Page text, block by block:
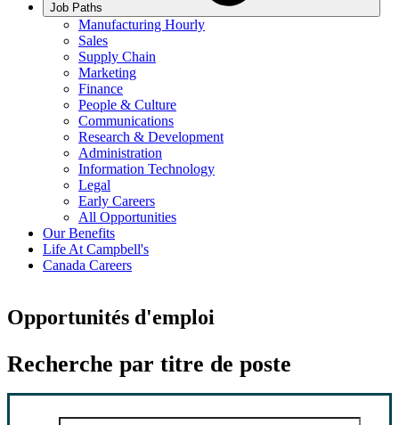
Job Paths
Manufacturing Hourly
Sales
Supply Chain
Marketing
Finance
People & Culture
Communications
Research & Development
Administration
Information Technology
Legal
Early Careers
All Opportunities
Our Benefits
Life At Campbell's
Canada Careers
Opportunités d'emploi
Recherche par titre de poste